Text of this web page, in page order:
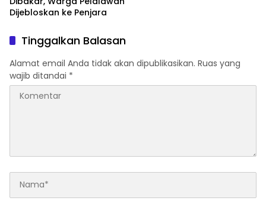
Dijebloskan ke Penjara
Tinggalkan Balasan
Alamat email Anda tidak akan dipublikasikan. Ruas yang
wajib ditandai *